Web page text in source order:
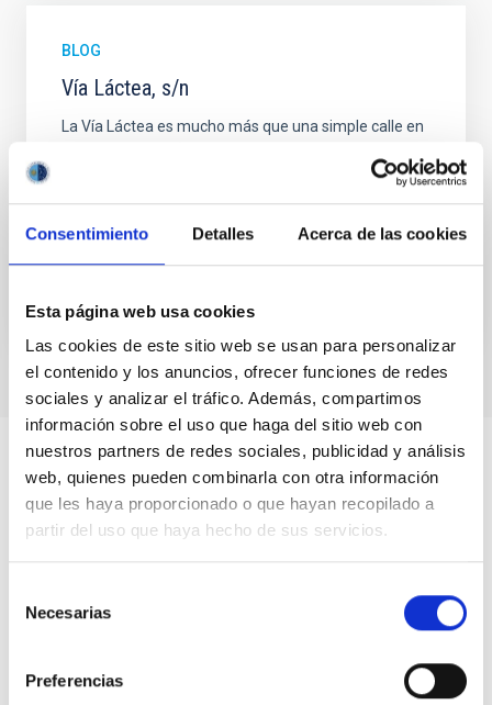
Consentimiento Detalles Acerca de las cookies
Esta página web usa cookies
Las cookies de este sitio web se usan para personalizar
el contenido y los anuncios, ofrecer funciones de redes
sociales y analizar el tráfico. Además, compartimos
información sobre el uso que haga del sitio web con
nuestros partners de redes sociales, publicidad y análisis
web, quienes pueden combinarla con otra información
que les haya proporcionado o que hayan recopilado a
partir del uso que haya hecho de sus servicios.
Necesarias
Preferencias
ORDENAR ORDEN
BLOG
Vía Láctea, s/n
La Vía Láctea es mucho más que una simple calle en
Fecha 01/06/2022